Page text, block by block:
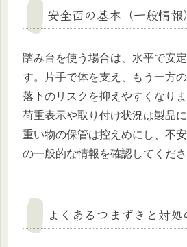
安全面の基本（一般情報）
踏み台を使う場合は、水平で安
す。片手で体を支え、もう一方の
落下のリスクを抑えやすくなり
荷重表示や取り付け状況は製品に
重い物の保管は控えめにし、不
の一般的な情報を確認してくださ
よくあるつまずきと対処